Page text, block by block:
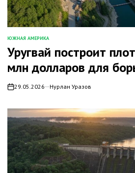
ОПУБЛИКОВАНО
В
ЮЖНАЯ АМЕРИКА
Уругвай построит
млн долларов для
on29.05.2026 Нурлан Уразов